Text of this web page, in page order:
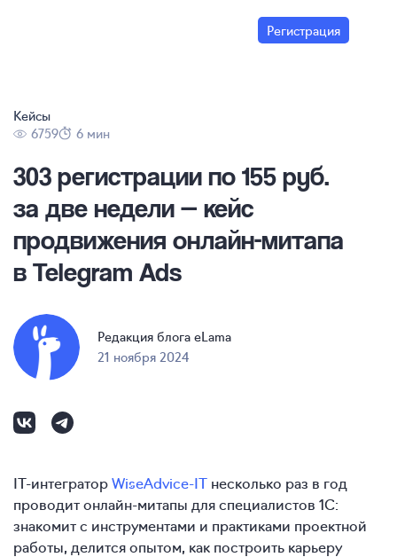
Регистрация
Кейсы
6759
6 мин
303 регистрации по 155 руб.
за две недели — кейс
продвижения онлайн-митапа
в Telegram Ads
Редакция блога eLama
21 ноября 2024
IT-интеграторWiseAdvice-IT несколько раз в год
проводит онлайн-митапы для специалистов 1С:
знакомит с инструментами и практиками проектной
работы, делится опытом, как построить карьеру